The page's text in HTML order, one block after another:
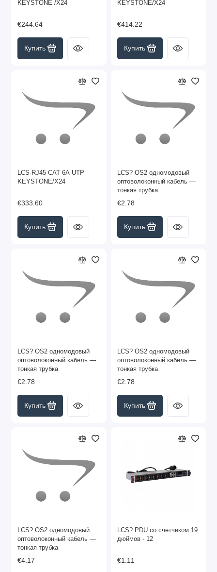
KEYSTONE /X24
€244.64
Купить
KEYSTONE/X24
€414.22
Купить
LCS-RJ45 CAT 6A UTP
KEYSTONE/X24
€333.60
Купить
LCS? OS2 одномодовый
оптоволоконный кабель —
тонкая трубка
€2.78
Купить
LCS? OS2 одномодовый
оптоволоконный кабель —
тонкая трубка
€2.78
Купить
LCS? OS2 одномодовый
оптоволоконный кабель —
тонкая трубка
€2.78
Купить
LCS? OS2 одномодовый
оптоволоконный кабель —
тонкая трубка
€4.17
LCS? PDU со счетчиком 19
дюймов - 12
€1.11